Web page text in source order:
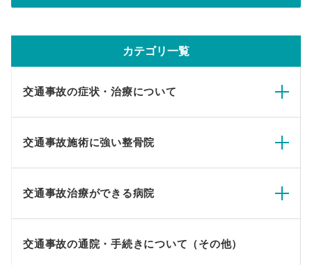
カテゴリ一覧
交通事故の症状・治療について
交通事故施術に強い整骨院
交通事故治療ができる病院
交通事故の通院・手続きについて（その他）